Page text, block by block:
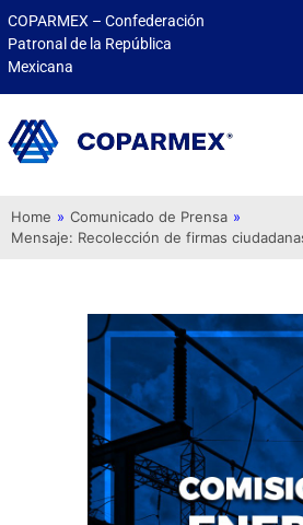
COPARMEX – Confederación
Patronal de la República
Mexicana
Home » Comunicado de Prensa »
Mensaje: Recolección de firmas